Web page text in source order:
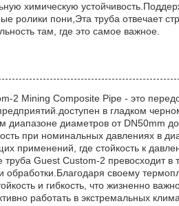
химическую
ролики пони,Эта труба отвечает
там, где это самое важное.
2 Mining Composite Pipe - это
в гладком
диапазоне диаметров от DN50mm
при номинальных давлениях в
применений, где стойкость к
Guest Custom-2 превосходит в
своему
и гибкость, что жизненно
работать в экстремальных